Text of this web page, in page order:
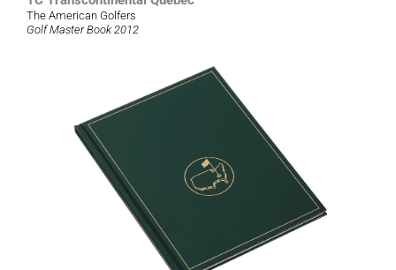
The American Golfers
Golf Master Book 2012